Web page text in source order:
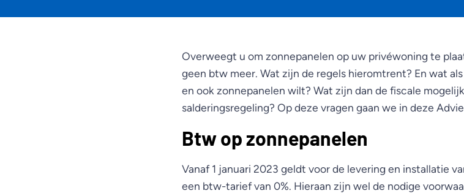
Overweegt u om zonnepanelen op uw privéwoning te
geen btw meer. Wat zijn de regels hieromtrent? En wat
en ook zonnepanelen wilt? Wat zijn dan de fiscale
salderingsregeling? Op deze vragen gaan we in deze
Btw op zonnepanelen
Vanaf 1 januari 2023 geldt voor de levering en installatie
een btw-tarief van 0%. Hieraan zijn wel de nodige